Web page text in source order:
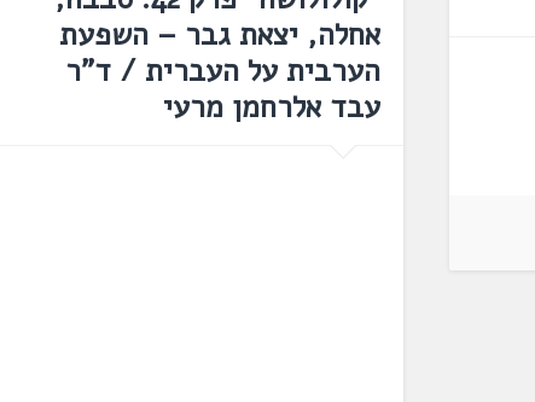
אחלה, יצאת גבר – השפעת
הערבית על העברית / ד"ר
עבד אלרחמן מרעי